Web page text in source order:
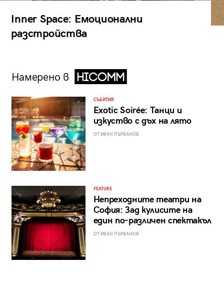
Inner Space: Емоционални
разстройства
Намерено в
СЪБИТИЯ
Exotic Soirée: Танци и
изкуство с дъх на лято
ОТ ИВАН ПЪРВАНОВ
FEATURE
Непреходните театри на
София: Зад кулисите на
един по-различен спектакъл
ОТ ИВАН ПЪРВАНОВ